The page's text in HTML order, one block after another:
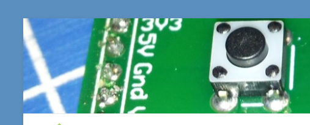
Saltar
al
contenido